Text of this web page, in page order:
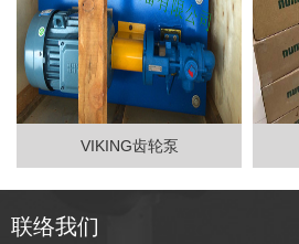
VIKING齿轮泵
联络我们